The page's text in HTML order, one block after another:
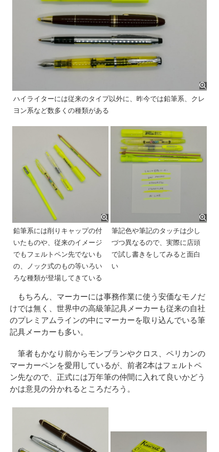
ハイライターには従来のタイプ以外に、昨今では鉛筆系、クレ
ヨン系など数多くの種類がある
鉛筆系には削りキャップの付
いたものや、従来のイメージ
でもフェルトペン先でないも
の、ノック式のもの等いろい
ろな種類が登場してきている
筆記色や筆記のタッチは少し
づつ異なるので、実際に店頭
で試し書きをしてみると面白
い
もちろん、マーカーには事務作業に使う安価なモノだ
けでは無く、世界中の高級筆記具メーカーも従来の自社
のプレミアムラインの中にマーカーを取り込んでいる筆
記具メーカーも多い。
筆者もかなり前からモンブランやクロス、ペリカンの
マーカーペンを愛用しているが、前者2本はフェルトペ
ン先なので、正式には万年筆の仲間に入れて良いかどう
かは意見の分かれるところだろう。